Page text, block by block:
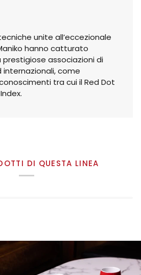
unite all’eccezionale
hanno catturato
prestigiose associazioni di
internazionali, come
tra cui il Red Dot
DI QUESTA LINEA